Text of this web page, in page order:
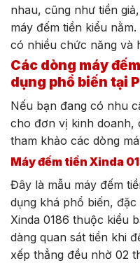
nhau, cũng như tiền
máy đếm tiền kiểu
có nhiều chức năng và
Các dòng máy
dụng phổ biến tại
Nếu bạn đang có nhu
cho đơn vị kinh doanh,
tham khảo các dòng
Máy đếm tiền Xinda
Đây là mẫu máy đếm
dụng khá phổ biến,
Xinda 0186 thuộc kiểu
dàng quan sát tiền khi
xếp thẳng đều nhờ 02